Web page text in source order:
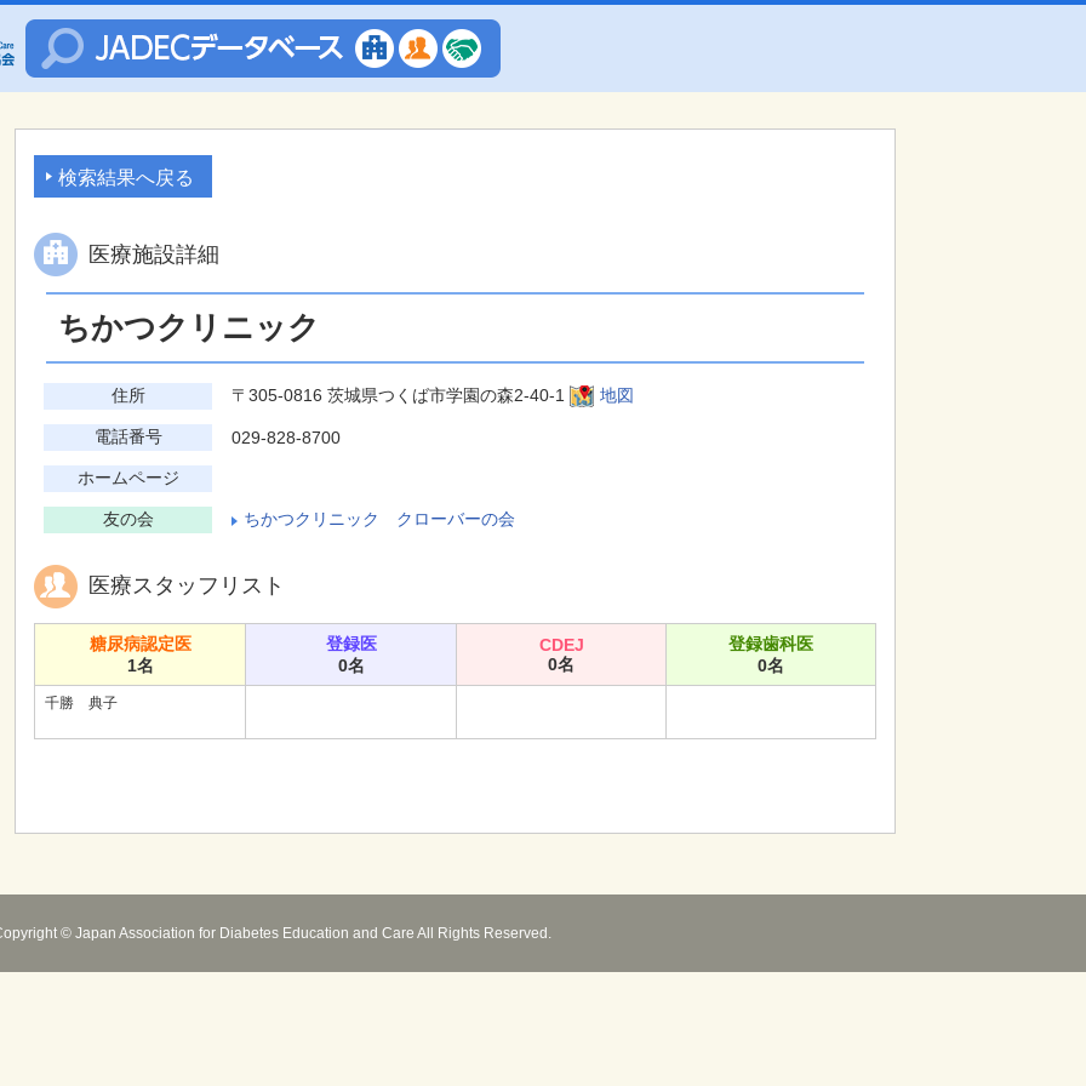
検索結果へ戻る
医療施設詳細
ちかつクリニック
住所 〒305-0816 茨城県つくば市学園の森2-40-1 地図
電話番号 029-828-8700
ホームページ
友の会 ちかつクリニック クローバーの会
医療スタッフリスト
糖尿病認定医
1名
登録医
0名
CDEJ
0名
登録歯科医
0名
千勝 典子
© Japan Association for Diabetes Education and Care All Rights Reserved.